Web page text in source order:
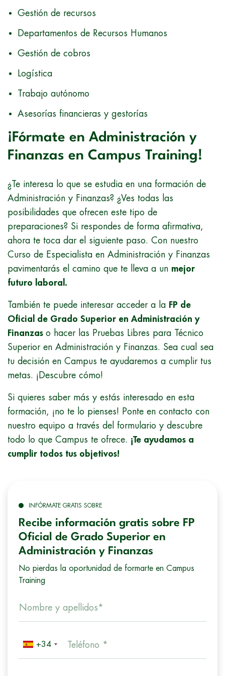
Gestión de recursos
Departamentos de Recursos Humanos
Gestión de cobros
Logística
Trabajo autónomo
Asesorías financieras y gestorías
¡Fórmate en Administración y
Finanzas en Campus Training!
¿Te interesa lo que se estudia en una formación de
Administración y Finanzas? ¿Ves todas las
posibilidades que ofrecen este tipo de
preparaciones? Si respondes de forma afirmativa,
ahora te toca dar el siguiente paso. Con nuestro
Curso de Especialista en Administración y Finanzas
pavimentarás el camino que te lleva a un mejor
futuro laboral.
También te puede interesar acceder a la FP de
Oficial de Grado Superior en Administración y
Finanzas o hacer las Pruebas Libres para Técnico
Superior en Administración y Finanzas. Sea cual sea
tu decisión en Campus te ayudaremos a cumplir tus
metas. ¡Descubre cómo!
Si quieres saber más y estás interesado en esta
formación, ¡no te lo pienses! Ponte en contacto con
nuestro equipo a través del formulario y descubre
todo lo que Campus te ofrece. ¡Te ayudamos a
cumplir todos tus objetivos!
INFÓRMATE GRATIS SOBRE
Recibe información gratis sobre FP
Oficial de Grado Superior en
Administración y Finanzas
No pierdas la oportunidad de formarte en Campus
Training
Nombre y apellidos*
+34 Teléfono *